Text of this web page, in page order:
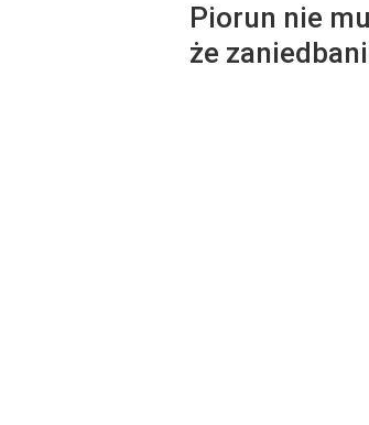
Piorun nie
że